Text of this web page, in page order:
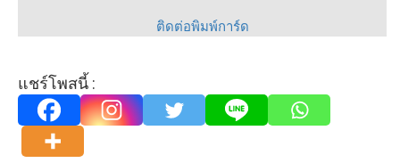
ติดต่อพิมพ์การ์ด
แชร์โพสนี้ :